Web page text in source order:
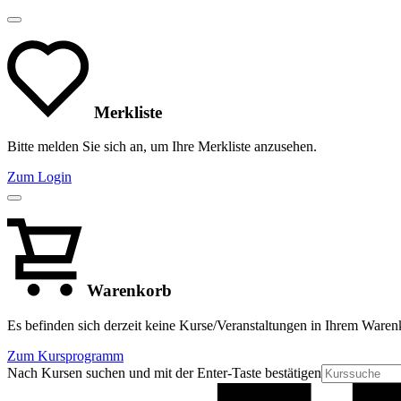
Merkliste
Bitte melden Sie sich an, um Ihre Merkliste anzusehen.
Zum Login
Warenkorb
Es befinden sich derzeit keine Kurse/Veranstaltungen in Ihrem
Zum Kursprogramm
Nach Kursen suchen und mit der Enter-Taste bestätigen